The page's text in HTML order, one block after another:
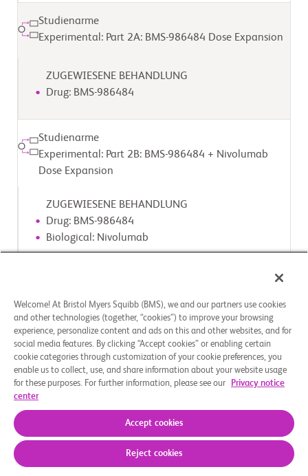
Studienarme
Experimental: Part 2A: BMS-986484 Dose Expansion
ZUGEWIESENE BEHANDLUNG
Drug: BMS-986484
Studienarme
Experimental: Part 2B: BMS-986484 + Nivolumab
Dose Expansion
ZUGEWIESENE BEHANDLUNG
Drug: BMS-986484
Biological: Nivolumab
Experimental: Part 2C: BMS-986484 + Nivolumab +
Chemotherapy Dose Expansion
ZUGEWIESENE BEHANDLUNG
Drug: Oxaliplatin, Capecitabine, Fluorouracil,
Calcium folinate, BMS-986484
Datenschutzbestimmungen Impressum
Welcome! At Bristol Myers Squibb (BMS), we and our partners use cookies
and other technologies (together, “cookies”) to improve your browsing
experience, personalize content and ads on this and other websites, and for
social media features. By clicking “Accept cookies” or enabling certain
cookie categories through customization of your cookie preferences, you
enable us to collect, use, and share information about your website usage
for these purposes. For further information, please see our
Privacy notice
center
Accept cookies
Reject cookies